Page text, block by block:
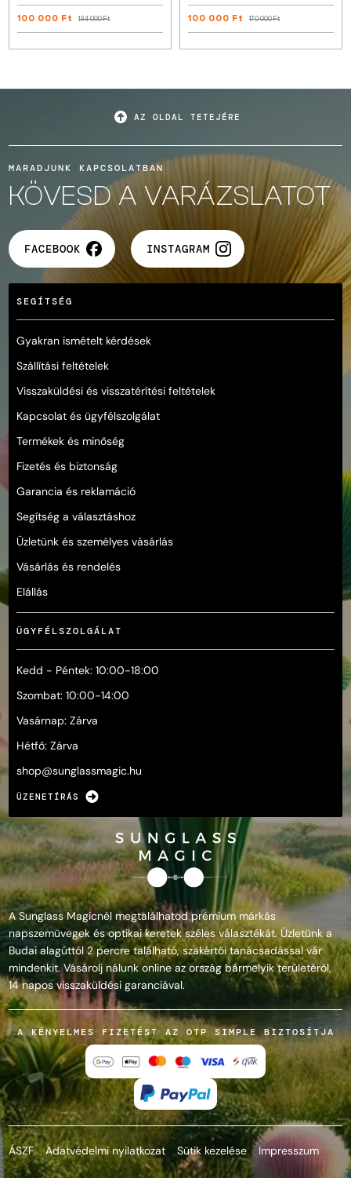
100 000 Ft 134 000 Ft 100 000 Ft 170 000 Ft
AZ OLDAL TETEJÉRE
MARADJUNK KAPCSOLATBAN
KÖVESD A VARÁZSLATOT
FACEBOOK INSTAGRAM
SEGÍTSÉG
Gyakran ismételt kérdések
Szállítási feltételek
Visszaküldési és visszatérítési feltételek
Kapcsolat és ügyfélszolgálat
Termékek és minőség
Fizetés és biztonság
Garancia és reklamáció
Segítség a választáshoz
Üzletünk és személyes vásárlás
Vásárlás és rendelés
Elállás
ÜGYFÉLSZOLGÁLAT
Kedd - Péntek: 10:00-18:00
Szombat: 10:00-14:00
Vasárnap: Zárva
Hétfő: Zárva
shop@sunglassmagic.hu
ÜZENETÍRÁS
A Sunglass Magicnél megtalálhatod prémium márkás
napszemüvegek és optikai keretek széles választékát. Üzletünk a
Budai alagúttól 2 percre található, szakértői tanácsadással vár
mindenkit. Vásárolj nálunk online az ország bármelyik területéről,
14 napos visszaküldési garanciával.
A KÉNYELMES FIZETÉST AZ OTP SIMPLE BIZTOSÍTJA
ÁSZF Adatvédelmi nyilatkozat Sütik kezelése Impresszum